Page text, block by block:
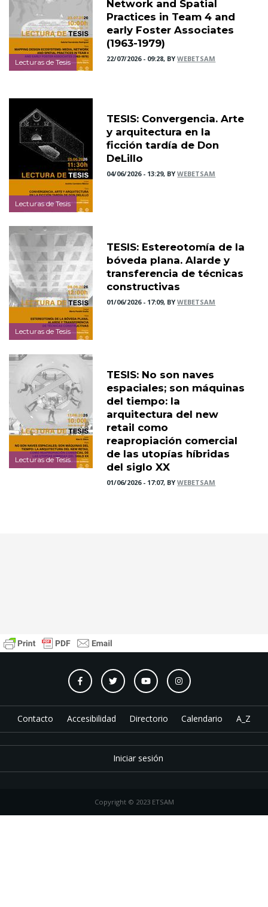
Lecturas de Tesis
Network and Spatial
Practices in Team 4 and
early Foster Associates
(1963-1979)
22/07/2026 - 09:28, BYWEBETSAM
Lecturas de Tesis
TESIS: Convergencia. Arte
y arquitectura en la
ficción tardía de Don
DeLillo
04/06/2026 - 13:29, BYWEBETSAM
Lecturas de Tesis
TESIS: Estereotomía de la
bóveda plana. Alarde y
transferencia de técnicas
constructivas
01/06/2026 - 17:09, BYWEBETSAM
Lecturas de Tesis
TESIS: No son naves
espaciales; son máquinas
del tiempo: la
arquitectura del new
retail como
reapropiación comercial
de las utopías híbridas
del siglo XX
01/06/2026 - 17:07, BYWEBETSAM
Contacto Accesibilidad Directorio Calendario A_Z
Iniciar sesión
Copyright © 2023 ETSAM